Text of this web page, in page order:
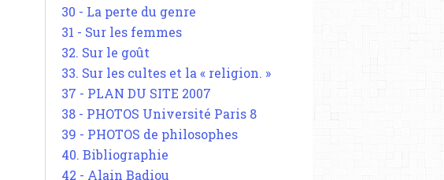
30 - La perte du genre
31 - Sur les femmes
32. Sur le goût
33. Sur les cultes et la « religion. »
37 - PLAN DU SITE 2007
38 - PHOTOS Université Paris 8
39 - PHOTOS de philosophes
40. Bibliographie
42 - Alain Badiou